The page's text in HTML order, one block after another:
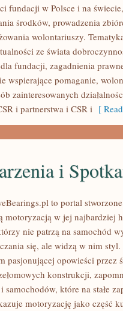
fundacji w Polsce i na
środków, prowadzenia
wolontariuszy.
ze świata
fundacji, zagadnienia
wspierające pomaganie,
zainteresowanych
i partnerstwa i CSR i [
i
to portal
motoryzacją w jej najbardziej
nie patrzą na samochód
się, ale widzą w nim
pasjonującej opowieści przez
konstrukcji,
samochodów, które na stałe
motoryzację jako część